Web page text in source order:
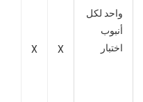
واحد لكل
أنبوب
اختبار
X
X